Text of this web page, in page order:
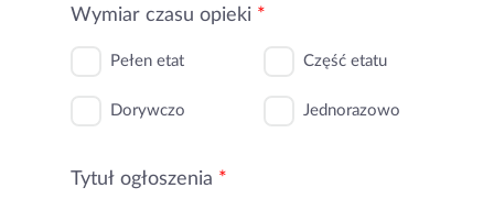
Wymiar czasu opieki
Pełen etat Część etatu
Dorywczo Jednorazowo
Tytuł ogłoszenia